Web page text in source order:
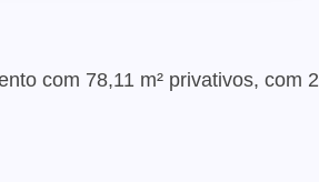
com 78,11 m² privativos, com 2